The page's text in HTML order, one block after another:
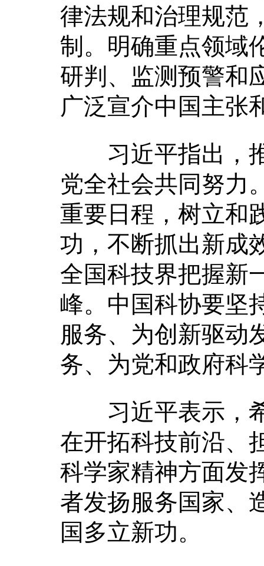
律法规和治理规范
制。明确重点领域
研判、监测预警和
广泛宣介中国主张
习近平指出，推
党全社会共同努力
重要日程，树立和
功，不断抓出新成
全国科技界把握新
峰。中国科协要坚
服务、为创新驱动
务、为党和政府科
习近平表示，希
在开拓科技前沿、
科学家精神方面发
者发扬服务国家、
国多立新功。